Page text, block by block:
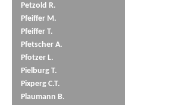
Petzold R.
Pfeiffer M.
Pfeiffer T.
Pfetscher A.
Pfotzer L.
Pielburg T.
Pixperg C.T.
Plaumann B.